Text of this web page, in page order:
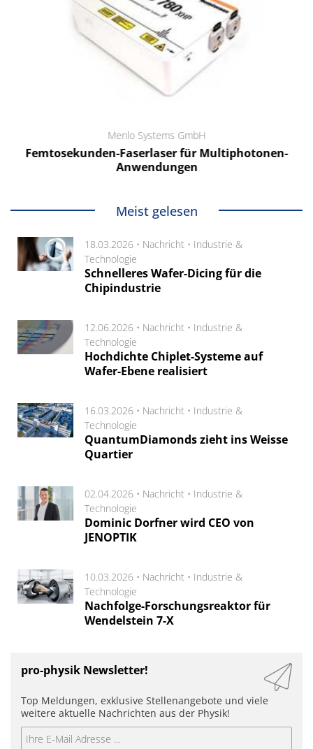
Menlo Systems GmbH
Femtosekunden-Faserlaser für Multiphotonen-
Anwendungen
Meist gelesen
18.03.2026 • Nachricht • Industrie &
Technologie
Schnelleres Wafer-Dicing für die
Chipindustrie
12.06.2026 • Nachricht • Industrie &
Technologie
Hochdichte Chiplet-Systeme auf
Wafer-Ebene realisiert
16.03.2026 • Nachricht • Industrie &
Technologie
QuantumDiamonds zieht ins Weisse
Quartier
02.04.2026 • Nachricht • Industrie &
Technologie
Dominic Dorfner wird CEO von
JENOPTIK
10.03.2026 • Nachricht • Industrie &
Technologie
Nachfolge-Forschungsreaktor für
Wendelstein 7-X
pro-physik Newsletter!
Top Meldungen, exklusive Stellenangebote und viele
weitere aktuelle Nachrichten aus der Physik!